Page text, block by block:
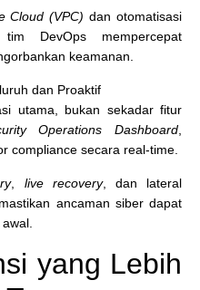
Cloud (VPC) dan otomatisasi
DevOps mempercepat
keamanan.
dan Proaktif
utama, bukan sekadar fitur
Operations Dashboard
compliance secara real-time.
, live recovery, dan lateral
ancaman siber dapat
yang Lebih